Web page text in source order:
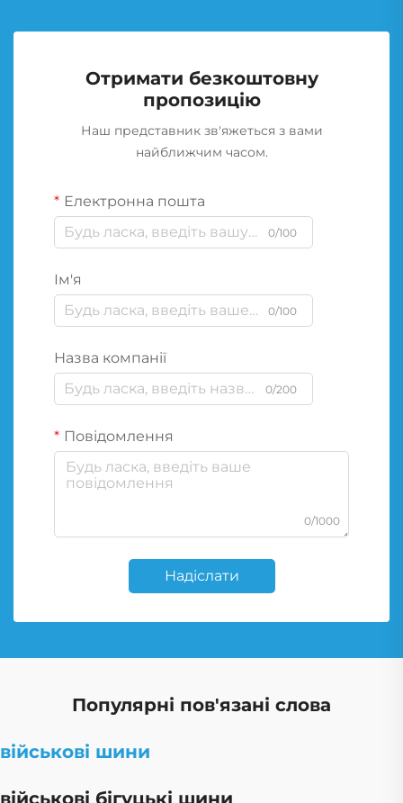
Отримати безкоштовну
пропозицію
Наш представник зв'яжеться з вами
найближчим часом.
Електронна пошта
0/100
Ім'я
0/100
Назва компанії
0/200
Повідомлення
0/1000
Надіслати
Популярні пов'язані слова
військові шини
військові бігуцькі шини